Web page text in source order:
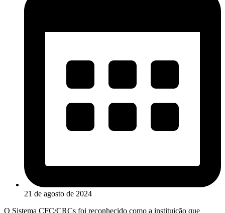
21 de agosto de 2024
O Sistema CFC/CRCs foi reconhecido como a instituição que